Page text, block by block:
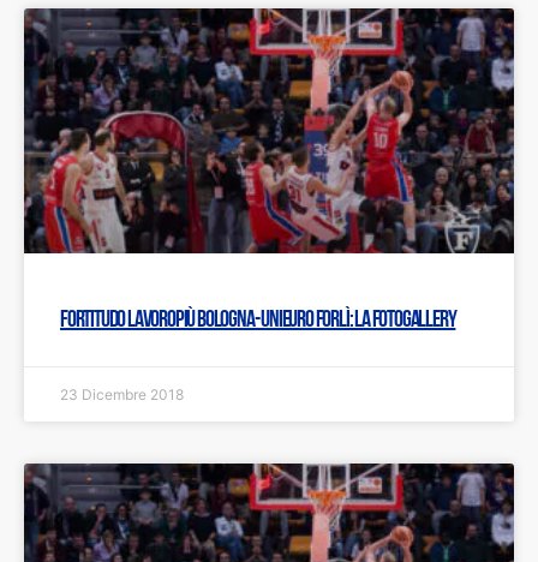
Fortitudo Lavoropiù Bologna- Unieuro Forlì: LA FOTOGALLERY
23 Dicembre 2018